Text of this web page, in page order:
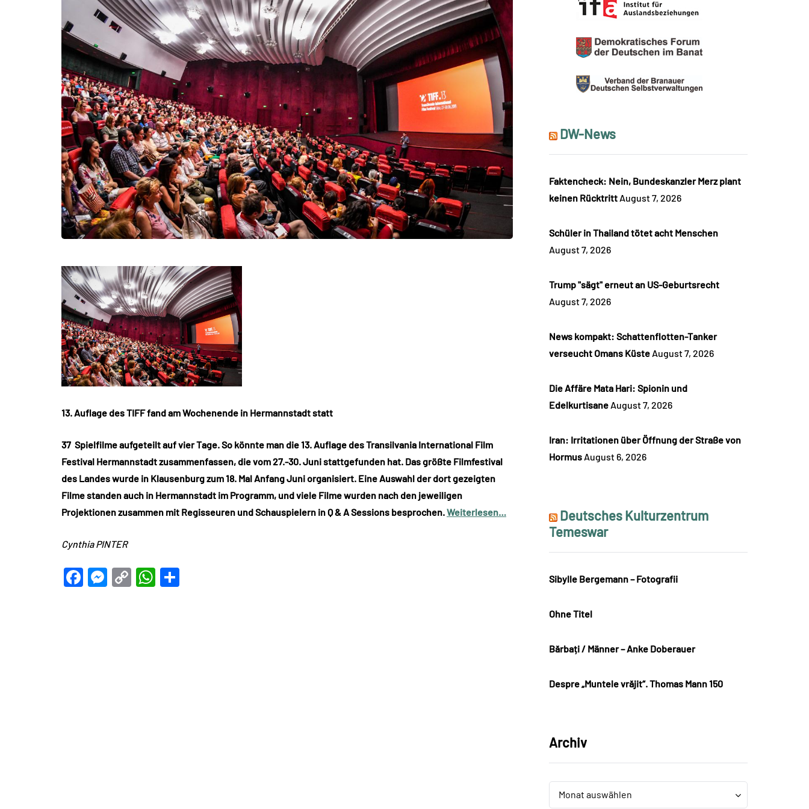
13. Auflage des TIFF fand am Wochenende in Hermannstadt statt
37 Spielfilme aufgeteilt auf vier Tage. So könnte man die 13. Auflage des Transilvania International Film
Festival Hermannstadt zusammenfassen, die vom 27.-30. Juni stattgefunden hat. Das größte Filmfestival
des Landes wurde in Klausenburg zum 18. Mal Anfang Juni organisiert. Eine Auswahl der dort gezeigten
Filme standen auch in Hermannstadt im Programm, und viele Filme wurden nach den jeweiligen
Projektionen zusammen mit Regisseuren und Schauspielern in Q & A Sessions besprochen.Weiterlesen…
Cynthia PINTER
Facebook
Messenger
CopyWhatsApp
DW-News
Faktencheck: Nein, Bundeskanzler Merz plant
keinen Rücktritt August 7, 2026
Schüler in Thailand tötet acht Menschen
August 7, 2026
Trump "sägt" erneut an US-Geburtsrecht
August 7, 2026
News kompakt: Schattenflotten-Tanker
verseucht Omans Küste August 7, 2026
Die Affäre Mata Hari: Spionin und
Edelkurtisane August 7, 2026
Iran: Irritationen über Öffnung der Straße von
Hormus August 6, 2026
Deutsches Kulturzentrum
Temeswar
Sibylle Bergemann – Fotografii
Ohne Titel
Bărbați / Männer – Anke Doberauer
Despre „Muntele vrăjit“. Thomas Mann 150
Archiv
Archiv
Monat auswählen
Archiv